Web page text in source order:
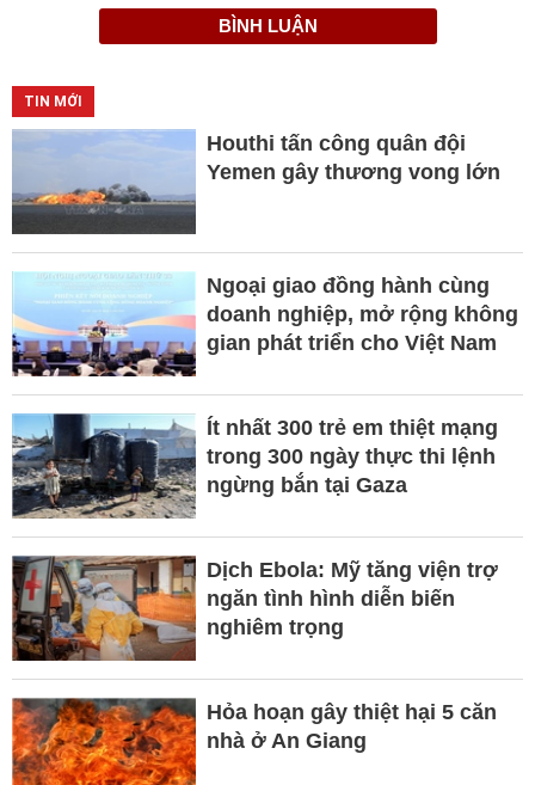
BÌNH LUẬN
TIN MỚI
Houthi tấn công quân đội
Yemen gây thương vong lớn
Ngoại giao đồng hành cùng
doanh nghiệp, mở rộng không
gian phát triển cho Việt Nam
Ít nhất 300 trẻ em thiệt mạng
trong 300 ngày thực thi lệnh
ngừng bắn tại Gaza
Dịch Ebola: Mỹ tăng viện trợ
ngăn tình hình diễn biến
nghiêm trọng
Hỏa hoạn gây thiệt hại 5 căn
nhà ở An Giang